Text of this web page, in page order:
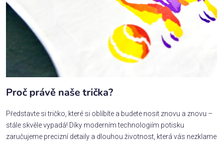
Proč právě naše trička?
Představte si tričko, které si oblíbíte a budete nosit znovu a znovu –
stále skvěle vypadá! Díky moderním technologiím potisku
zaručujeme precizní detaily a dlouhou životnost, která vás nezklame